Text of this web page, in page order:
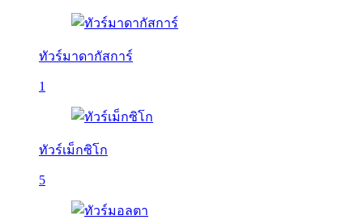
ทัวร์มาดากัสการ์
1
ทัวร์เม็กซิโก
5